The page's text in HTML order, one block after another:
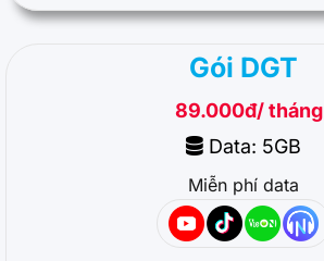
Gói DGT
89.000đ/ tháng
Data: 5GB
Miễn phí data